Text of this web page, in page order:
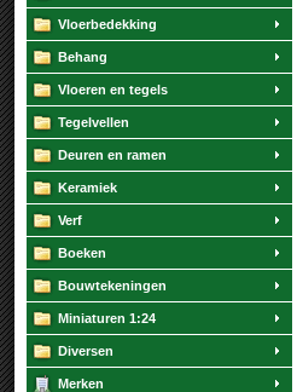
Vloerbedekking
Behang
Vloeren en tegels
Tegelvellen
Deuren en ramen
Keramiek
Verf
Boeken
Bouwtekeningen
Miniaturen 1:24
Diversen
Merken